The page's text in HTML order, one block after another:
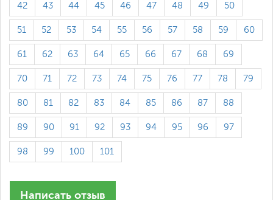
42 43 44 45 46 47 48 49 50
51 52 53 54 55 56 57 58 59 60
61 62 63 64 65 66 67 68 69
70 71 72 73 74 75 76 77 78 79
80 81 82 83 84 85 86 87 88
89 90 91 92 93 94 95 96 97
98 99 100 101
Написать отзыв